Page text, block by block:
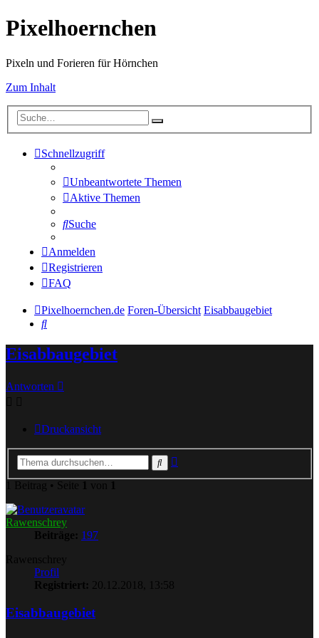
Pixelhoernchen
Pixeln und Forieren für Hörnchen
Zum Inhalt
Schnellzugriff
Unbeantwortete Themen
Aktive Themen
Suche
Anmelden
Registrieren
FAQ
Pixelhoernchen.de Foren-Übersicht Eisabbaugebiet
Suche
Eisabbaugebiet
Antworten
Druckansicht
Suche
1 Beitrag • Seite 1 von 1
Rawenschrey
Beiträge: 197
Rawenschrey
Profil
Registriert:
20.12.2018, 13:58
Eisabbaugebiet